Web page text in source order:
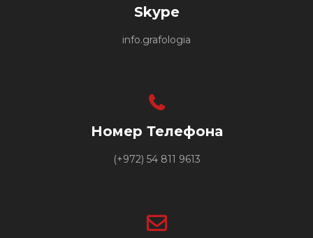
Skype
info.grafologia
Номер Телефона
(+972) 54 811 9613